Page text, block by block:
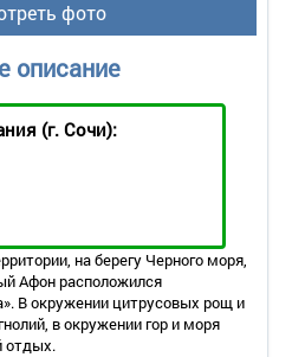
фото
описание
(г. Сочи):
на берегу Черного моря,
Афон расположился
В окружении цитрусовых рощ и
в окружении гор и моря
отдых.